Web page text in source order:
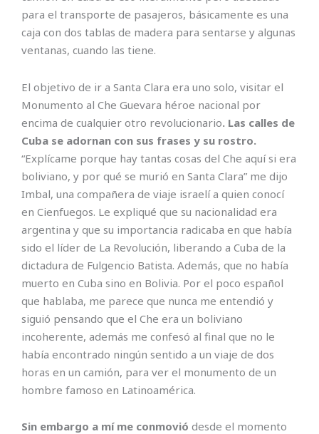
para el transporte de pasajeros, básicamente es una
caja con dos tablas de madera para sentarse y algunas
ventanas, cuando las tiene.
El objetivo de ir a Santa Clara era uno solo, visitar el
Monumento al Che Guevara héroe nacional por
encima de cualquier otro revolucionario. Las calles de
Cuba se adornan con sus frases y su rostro.
“Explícame porque hay tantas cosas del Che aquí si era
boliviano, y por qué se murió en Santa Clara” me dijo
Imbal, una compañera de viaje israelí a quien conocí
en Cienfuegos. Le expliqué que su nacionalidad era
argentina y que su importancia radicaba en que había
sido el líder de La Revolución, liberando a Cuba de la
dictadura de Fulgencio Batista. Además, que no había
muerto en Cuba sino en Bolivia. Por el poco español
que hablaba, me parece que nunca me entendió y
siguió pensando que el Che era un boliviano
incoherente, además me confesó al final que no le
había encontrado ningún sentido a un viaje de dos
horas en un camión, para ver el monumento de un
hombre famoso en Latinoamérica.
Sin embargo a mí me conmovió desde el momento